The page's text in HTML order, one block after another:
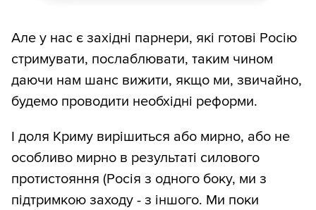
Але у нас є західні парнери, які готові Росію
стримувати, послаблювати, таким чином
даючи нам шанс вижити, якщо ми, звичайно,
будемо проводити необхідні реформи.
І доля Криму вирішиться або мирно, або не
особливо мирно в результаті силового
протистояння (Росія з одного боку, ми з
підтримкою заходу - з іншого. Ми поки